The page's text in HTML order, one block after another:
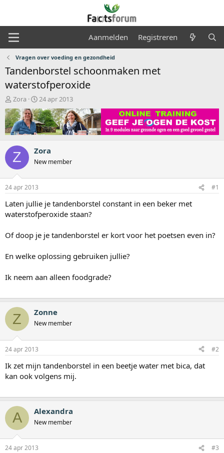
Aanmelden Registreren
Vragen over voeding en gezondheid
Tandenborstel schoonmaken met
waterstofperoxide
O
n
d
e
r
w
e
r
p
s
t
r
t
r
Zora
S
t
a
r
t
a
t
m
24 apr 2013
Z Zora
New member
24 apr 2013 #1
Laten jullie je tandenborstel constant in een beker met
waterstofperoxide staan?
Of doop je je tandenborstel er kort voor het poetsen even in?
En welke oplossing gebruiken jullie?
Ik neem aan alleen foodgrade?
Z Zonne
New member
24 apr 2013 #2
Ik zet mijn tandenborstel in een beetje water met bica, dat
kan ook volgens mij.
A Alexandra
New member
24 apr 2013 #3